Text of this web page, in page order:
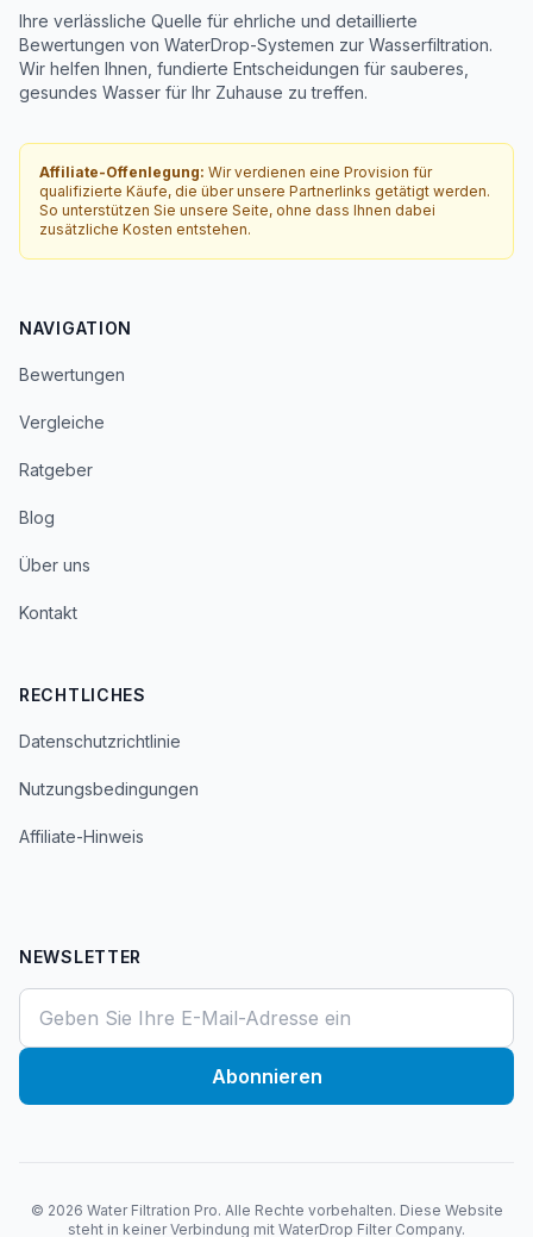
Ihre verlässliche Quelle für ehrliche und detaillierte
Bewertungen von WaterDrop-Systemen zur Wasserfiltration.
Wir helfen Ihnen, fundierte Entscheidungen für sauberes,
gesundes Wasser für Ihr Zuhause zu treffen.
Affiliate-Offenlegung: Wir verdienen eine Provision für
qualifizierte Käufe, die über unsere Partnerlinks getätigt werden.
So unterstützen Sie unsere Seite, ohne dass Ihnen dabei
zusätzliche Kosten entstehen.
NAVIGATION
Bewertungen
Vergleiche
Ratgeber
Blog
Über uns
Kontakt
RECHTLICHES
Datenschutzrichtlinie
Nutzungsbedingungen
Affiliate-Hinweis
NEWSLETTER
Abonnieren
© 2026 Water Filtration Pro. Alle Rechte vorbehalten. Diese Website
steht in keiner Verbindung mit WaterDrop Filter Company.